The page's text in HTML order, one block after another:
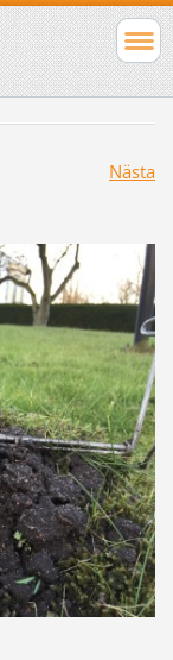
Nästa